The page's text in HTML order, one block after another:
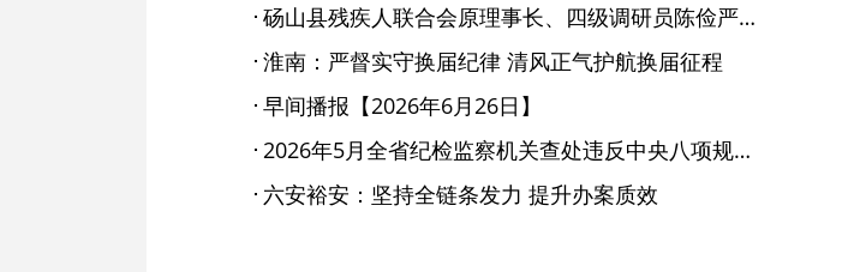
砀山县残疾人联合会原理事长、四级调研员陈俭严重违纪违法被开除党籍和公职
淮南：严督实守换届纪律 清风正气护航换届征程
早间播报【2026年6月26日】
2026年5月全省纪检监察机关查处违反中央八项规定精神问题782起
六安裕安：坚持全链条发力 提升办案质效